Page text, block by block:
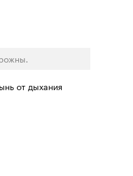
от дыхания